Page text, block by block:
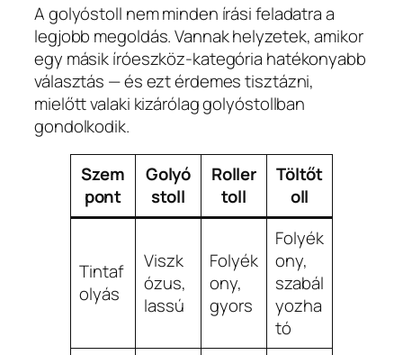
A golyóstoll nem minden írási feladatra a
legjobb megoldás. Vannak helyzetek, amikor
egy másik íróeszköz-kategória hatékonyabb
választás — és ezt érdemes tisztázni,
mielőtt valaki kizárólag golyóstollban
gondolkodik.
Szem
pont
Golyó
stoll
Roller
toll
Töltőt
oll
Tintaf
olyás
Viszk
ózus,
lassú
Folyék
ony,
gyors
Folyék
ony,
szabál
yozha
tó